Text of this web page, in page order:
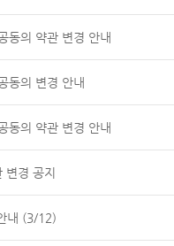
공동의 약관 변경 안내
동의 변경 안내
공동의 약관 변경 안내
변경 공지
내 (3/12)